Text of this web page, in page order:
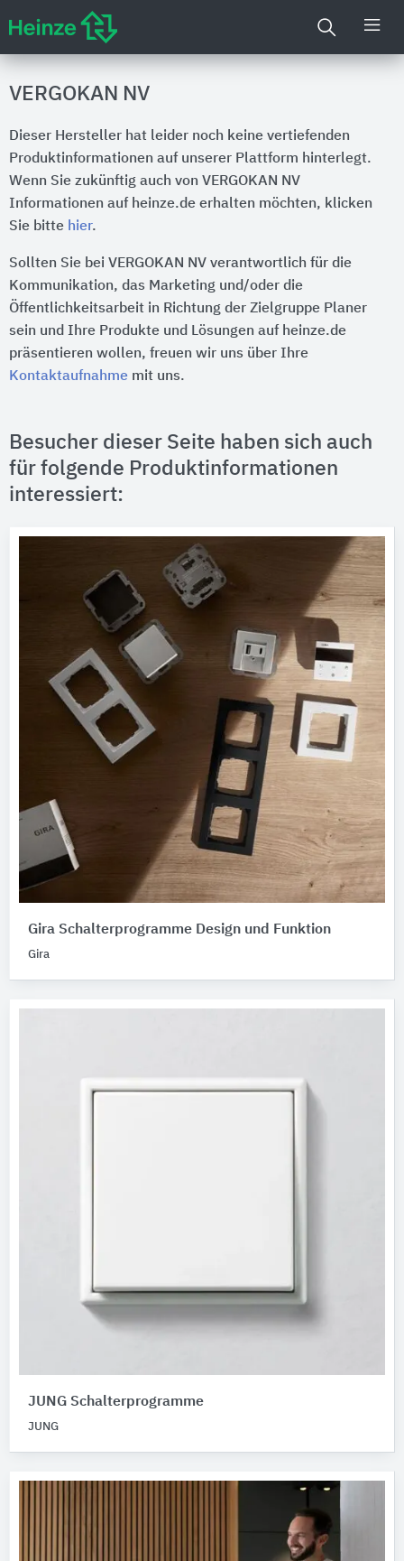
VERGOKAN NV
Dieser Hersteller hat leider noch keine vertiefenden
Produktinformationen auf unserer Plattform hinterlegt.
Wenn Sie zukünftig auch von VERGOKAN NV
Informationen auf heinze.de erhalten möchten, klicken
Sie bitte hier.
Sollten Sie bei VERGOKAN NV verantwortlich für die
Kommunikation, das Marketing und/oder die
Öffentlichkeitsarbeit in Richtung der Zielgruppe Planer
sein und Ihre Produkte und Lösungen auf heinze.de
präsentieren wollen, freuen wir uns über Ihre
Kontaktaufnahme mit uns.
Besucher dieser Seite haben sich auch
für folgende Produktinformationen
interessiert:
Gira Schalterprogramme Design und Funktion
Gira
JUNG Schalterprogramme
JUNG